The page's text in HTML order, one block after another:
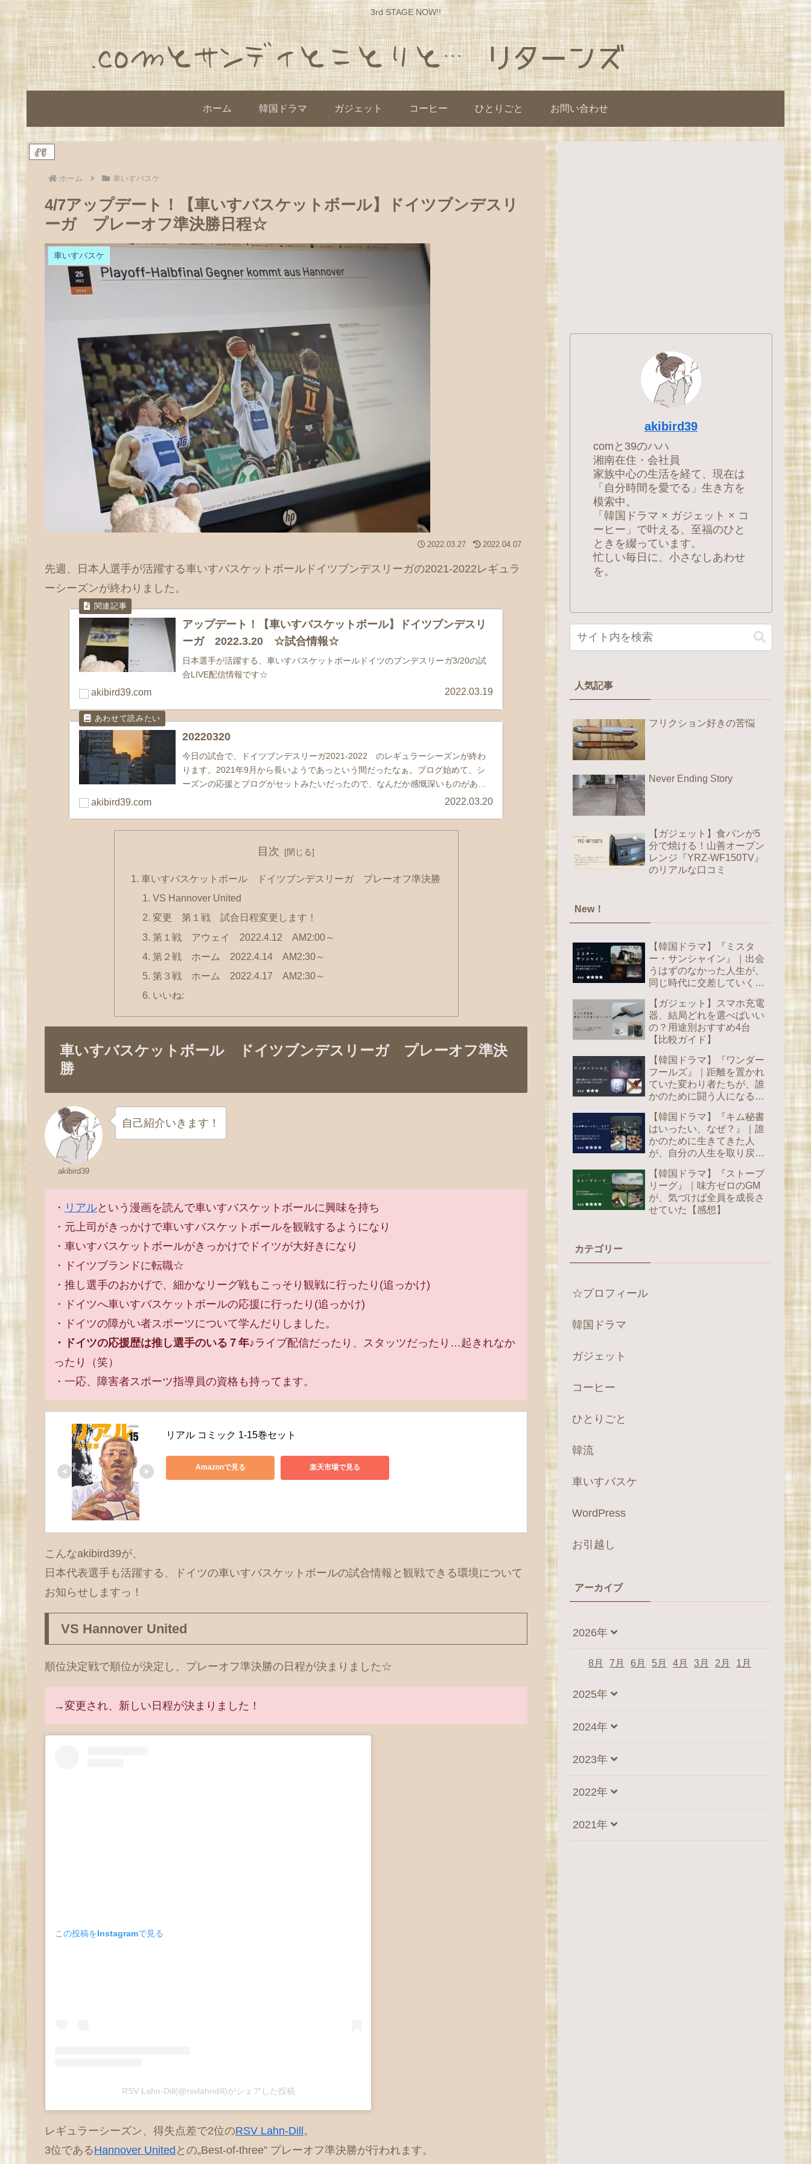
3rd STAGE NOW!!
ホーム 韓国ドラマ ガジェット コーヒー ひとりごと お問い合わせ
PR
ホーム 車いすバスケ
4/7アップデート！【車いすバスケットボール】ドイツブンデスリ
ーガ プレーオフ準決勝日程☆
車いすバスケ
2022.03.27 2022.04.07
先週、日本人選手が活躍する車いすバスケットボールドイツブンデスリーガの2021-2022レギュラ
ーシーズンが終わりました。
アップデート！【車いすバスケットボール】ドイツブンデスリ
ーガ 2022.3.20 ☆試合情報☆
日本選手が活躍する、車いすバスケットボールドイツのブンデスリーガ3/20の試
合LIVE配信情報です☆
akibird39.com 2022.03.19
20220320
今日の試合で、ドイツブンデスリーガ2021-2022 のレギュラーシーズンが終わ
ります。2021年9月から長いようであっという間だったなぁ。ブログ始めて、シ
ーズンの応援とブログがセットみたいだったので、なんだか感慨深いものがあり
akibird39.com 2022.03.20
目次
車いすバスケットボール ドイツブンデスリーガ プレーオフ準決勝
VS Hannover United
変更 第１戦 試合日程変更します！
第１戦 アウェイ 2022.4.12 AM2:00～
第２戦 ホーム 2022.4.14 AM2:30～
第３戦 ホーム 2022.4.17 AM2:30～
いいね:
車いすバスケットボール ドイツブンデスリーガ プレーオフ準決
勝
akibird39
自己紹介いきます！
・ リアルという漫画を読んで車いすバスケットボールに興味を持ち
・元上司がきっかけで車いすバスケットボールを観戦するようになり
・車いすバスケットボールがきっかけでドイツが大好きになり
・ドイツブランドに転職☆
・推し選手のおかげで、細かなリーグ戦もこっそり観戦に行ったり(追っかけ)
・ドイツへ車いすバスケットボールの応援に行ったり(追っかけ)
・ドイツの障がい者スポーツについて学んだりしました。
・ドイツの応援歴は推し選手のいる７年♪ライブ配信だったり、スタッツだったり…起きれなか
ったり（笑）
・一応、障害者スポーツ指導員の資格も持ってます。
リアル コミック 1-15巻セット
Amazonで見る 楽天市場で見る
こんなakibird39が、
日本代表選手も活躍する、ドイツの車いすバスケットボールの試合情報と観戦できる環境について
お知らせしますっ！
VS Hannover United
順位決定戦で順位が決定し、プレーオフ準決勝の日程が決まりました☆
→変更され、新しい日程が決まりました！
この投稿をInstagramで見る
RSV Lahn-Dill(@rsvlahndill)がシェアした投稿
レギュラーシーズン、得失点差で2位のRSV Lahn-Dill 。
3位であるHannover United との„Best-of-three” プレーオフ準決勝が行われます。
akibird39
comと39のハハ
湘南在住・会社員
家族中心の生活を経て、現在は
「自分時間を愛でる」生き方を
模索中。
「韓国ドラマ × ガジェット × コ
ーヒー」で叶える、至福のひと
ときを綴っています。
忙しい毎日に、小さなしあわせ
を。
人気記事
フリクション好きの苦悩
Never Ending Story
【ガジェット】食パンが5
分で焼ける！山善オーブン
レンジ『YRZ-WF150TV』
のリアルな口コミ
New！
【韓国ドラマ】『ミスタ
ー・サンシャイン』｜出会
うはずのなかった人生が、
同じ時代に交差していく
【ガジェット】スマホ充電
器、結局どれを選べばいい
の？用途別おすすめ4台
【比較ガイド】
【韓国ドラマ】『ワンダー
フールズ』｜距離を置かれ
ていた変わり者たちが、誰
かのために闘う人になるま
【韓国ドラマ】『キム秘書
はいったい、なぜ？』｜誰
かのために生きてきた人
が、自分の人生を取り戻し
【韓国ドラマ】『ストーブ
リーグ』｜味方ゼロのGM
が、気づけば全員を成長さ
せていた【感想】
カテゴリー
☆プロフィール
韓国ドラマ
ガジェット
コーヒー
ひとりごと
韓流
車いすバスケ
WordPress
お引越し
アーカイブ
2026年
8月 7月 6月 5月 4月 3月 2月 1月
2025年
2024年
2023年
2022年
2021年